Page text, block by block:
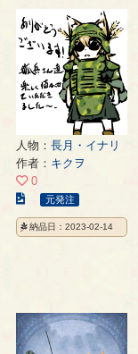
ト
の
ー
ジ
人物： 長月・イナリ
作者： キクヲ
0
こ
の
イ
ペ
ー
元発注
納品日：2023-02-14